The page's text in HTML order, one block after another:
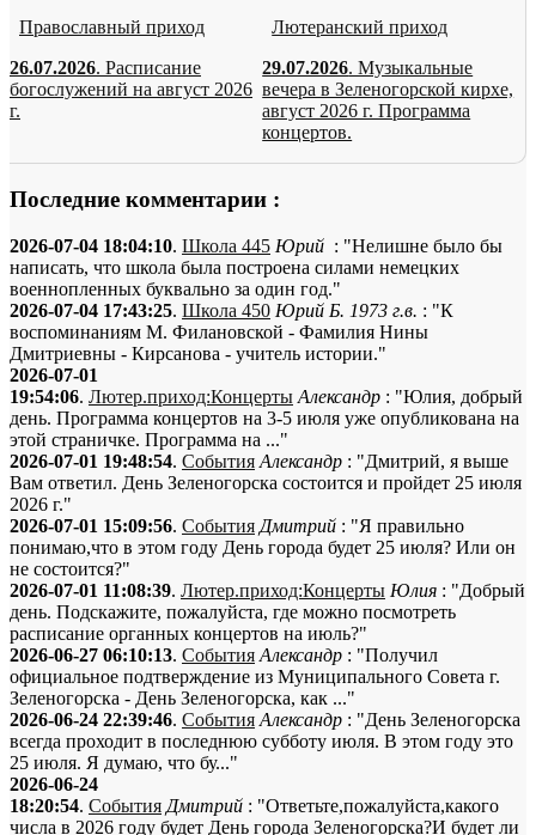
Православный приход
26.07.2026. Расписание
богослужений на август 2026
г.
Лютеранский приход
29.07.2026. Музыкальные
вечера в Зеленогорской кирхе,
август 2026 г. Программа
концертов.
Последние комментарии :
2026-07-04 18:04:10. Школа 445 Юрий : "Нелишне было бы
написать, что школа была построена силами немецких
военнопленных буквально за один год."
2026-07-04 17:43:25. Школа 450 Юрий Б. 1973 г.в. : "К
воспоминаниям М. Филановской - Фамилия Нины
Дмитриевны - Кирсанова - учитель истории."
2026-07-01
19:54:06. Лютер.приход:Концерты Александр : "Юлия, добрый
день. Программа концертов на 3-5 июля уже опубликована на
этой страничке. Программа на ..."
2026-07-01 19:48:54. События Александр : "Дмитрий, я выше
Вам ответил. День Зеленогорска состоится и пройдет 25 июля
2026 г."
2026-07-01 15:09:56. События Дмитрий : "Я правильно
понимаю,что в этом году День города будет 25 июля? Или он
не состоится?"
2026-07-01 11:08:39. Лютер.приход:Концерты Юлия : "Добрый
день. Подскажите, пожалуйста, где можно посмотреть
расписание органных концертов на июль?"
2026-06-27 06:10:13. События Александр : "Получил
официальное подтверждение из Муниципального Совета г.
Зеленогорска - День Зеленогорска, как ..."
2026-06-24 22:39:46. События Александр : "День Зеленогорска
всегда проходит в последнюю субботу июля. В этом году это
25 июля. Я думаю, что бу..."
2026-06-24
18:20:54. События Дмитрий : "Ответьте,пожалуйста,какого
числа в 2026 году будет День города Зеленогорска?И будет ли